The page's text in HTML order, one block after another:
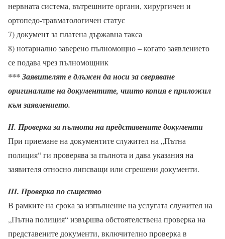
нервната система, вътрешните органи, хирургичен и
ортопедо-травматологичен статус
7) документ за платена държавна такса
8) нотариално заверено пълномощно – когато заявлението
се подава чрез пълномощник
*** Заявителят е длъжен да носи за сверяване
оригиналите на документите, чиито копия е приложил
към заявлението.
II. Проверка за пълнота на представените документи
При приемане на документите служител на „Пътна
полиция“ ги проверява за пълнота и дава указания на
заявителя относно липсващи или сгрешени документи.
III. Проверка по същество
В рамките на срока за изпълнение на услугата служител на
„Пътна полиция“ извършва обстоятелствена проверка на
представените документи, включително проверка в